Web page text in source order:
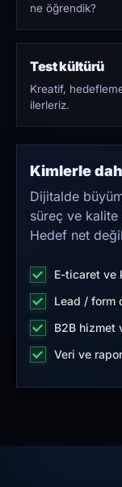
ne öğrendik?
Test kültürü
Kreatif,
ilerleriz.
Kimlerle
Dijitalde
süreç ve kalite
Hedef net
E-ticaret ve
Lead / form
B2B hizmet
Veri ve